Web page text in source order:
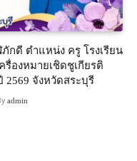
กดี ตำแหน่ง ครู โรงเรียน
รื่องหมายเชิดชูเกียรติ
2569 จังหวัดสระบุรี
admin